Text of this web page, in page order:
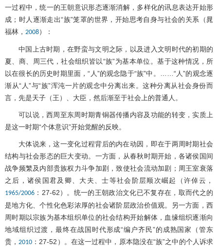
一过程中，统一的王朝意识形态逐渐消解，多样化的讯息表达开始形
成；时人逐渐走出“族”笼罩的世界，开始思考自身与社会的关系（晁
福林， 2008）：
中国上古时期，在野蛮与文明之际，以及进入文明时代的初期的
夏、商、周三代，社会组织皆以“族”为基本单位。基于这种情况，所
以在很长的历史时期里面，“人”的观念隐于“族”中。……“人”的观念逐
渐从“人”与“族”浑沌一片的观念中分离出来。这种分离从社会身份而
言，先是天子（王）、大臣，然后渐至于社会上的普通人。
可以说，西周至东周时期青铜器传播内容及功能的转变，实质上
是这一时期“个体意识”开始觉醒的反映。
大体说来，这一变化过程背后的内在动因，即在于两周时期社会
结构与社会形态的巨大变动。一方面，从春秋时期开始，各诸侯国间
战争频繁及内部贵族权力斗争加剧，致使社会流动加剧；周王室衰落
之后，诸侯国君及卿、大夫、士等社会阶层顺次崛起（许倬云，
1965/2006 ：27-62）。统一的王朝政治文化已不复存在，取而代之的
是地方化、个性化色彩浓厚的社会诸阶层政治价值观。另一方面，西
周时期以宗族为基本组织单位的社会结构开始解体，血缘组织逐渐向
地域组织过渡，最终在战国时代形成“编户齐民”的成熟国家（管东
贵， 2010 ：27-52）。在这一过程中，原本隐没在“族”之中的个人诉求